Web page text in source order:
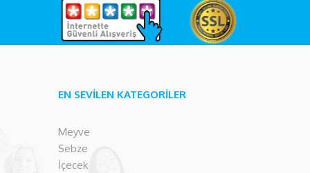
EN SEVİLEN KATEGORİLER
Meyve
Sebze
İçecek